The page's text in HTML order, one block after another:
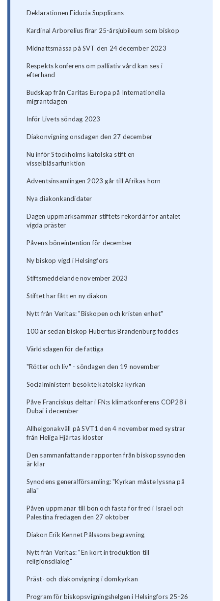
Deklarationen Fiducia Supplicans
Kardinal Arborelius firar 25-årsjubileum som biskop
Midnattsmässa på SVT den 24 december 2023
Respekts konferens om palliativ vård kan ses i
efterhand
Budskap från Caritas Europa på Internationella
migrantdagen
Inför Livets söndag 2023
Diakonvigning onsdagen den 27 december
Nu inför Stockholms katolska stift en
visselblåsarfunktion
Adventsinsamlingen 2023 går till Afrikas horn
Nya diakonkandidater
Dagen uppmärksammar stiftets rekordår för antalet
vigda präster
Påvens böneintention för december
Ny biskop vigd i Helsingfors
Stiftsmeddelande november 2023
Stiftet har fått en ny diakon
Nytt från Veritas: "Biskopen och kristen enhet"
100 år sedan biskop Hubertus Brandenburg föddes
Världsdagen för de fattiga
"Rötter och liv" - söndagen den 19 november
Socialministern besökte katolska kyrkan
Påve Franciskus deltar i FN:s klimatkonferens COP28 i
Dubai i december
Allhelgonakväll på SVT1 den 4 november med systrar
från Heliga Hjärtas kloster
Den sammanfattande rapporten från biskopssynoden
är klar
Synodens generalförsamling: "Kyrkan måste lyssna på
alla"
Påven uppmanar till bön och fasta för fred i Israel och
Palestina fredagen den 27 oktober
Diakon Erik Kennet Pålssons begravning
Nytt från Veritas: "En kort introduktion till
religionsdialog"
Präst- och diakonvigning i domkyrkan
Program för biskopsvigningshelgen i Helsingfors 25-26